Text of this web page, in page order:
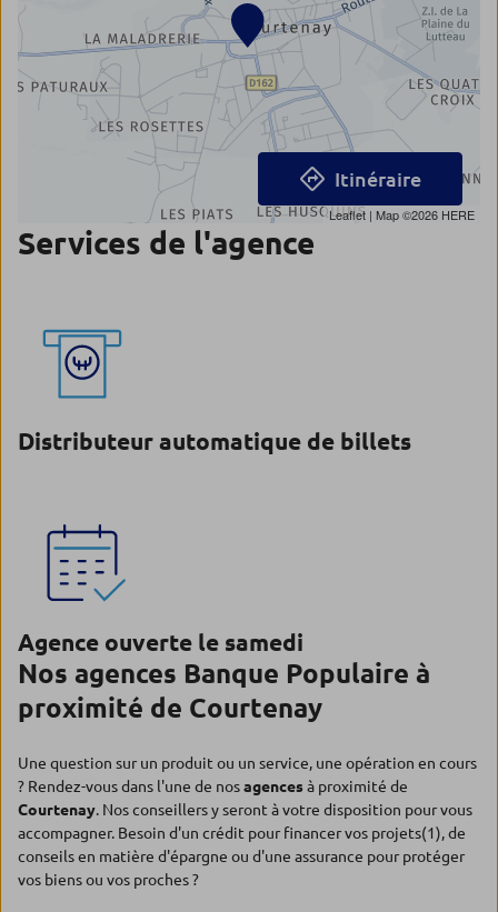
Leaflet | Map ©2026 HERE
Itinéraire
Services de l'agence
Distributeur automatique de billets
Agence ouverte le samedi
Nos agences Banque Populaire à
proximité de Courtenay
Une question sur un produit ou un service, une opération en cours
? Rendez-vous dans l'une de nosagencesà proximité de
Courtenay. Nos conseillers y seront à votre disposition pour vous
accompagner. Besoin d'un crédit pour financer vos projets(1), de
conseils en matière d'épargne ou d'une assurance pour protéger
vos biens ou vos proches ?